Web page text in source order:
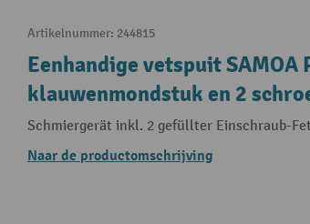
Artikelnummer: 244815
Eenhandige vetspuit
klauwenmondstuk en 2
Schmiergerät inkl. 2 gefüllter Einschraub-
Naar de productomschrijving